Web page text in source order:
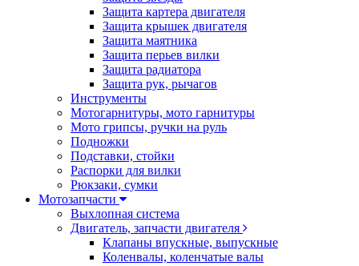
Защита картера двигателя
Защита крышек двигателя
Защита маятника
Защита перьев вилки
Защита радиатора
Защита рук, рычагов
Инструменты
Мотогарнитуры, мото гарнитуры
Мото грипсы, ручки на руль
Подножки
Подставки, стойки
Распорки для вилки
Рюкзаки, сумки
Мотозапчасти
Выхлопная система
Двигатель, запчасти двигателя
Клапаны впускные, выпускные
Коленвалы, коленчатые валы